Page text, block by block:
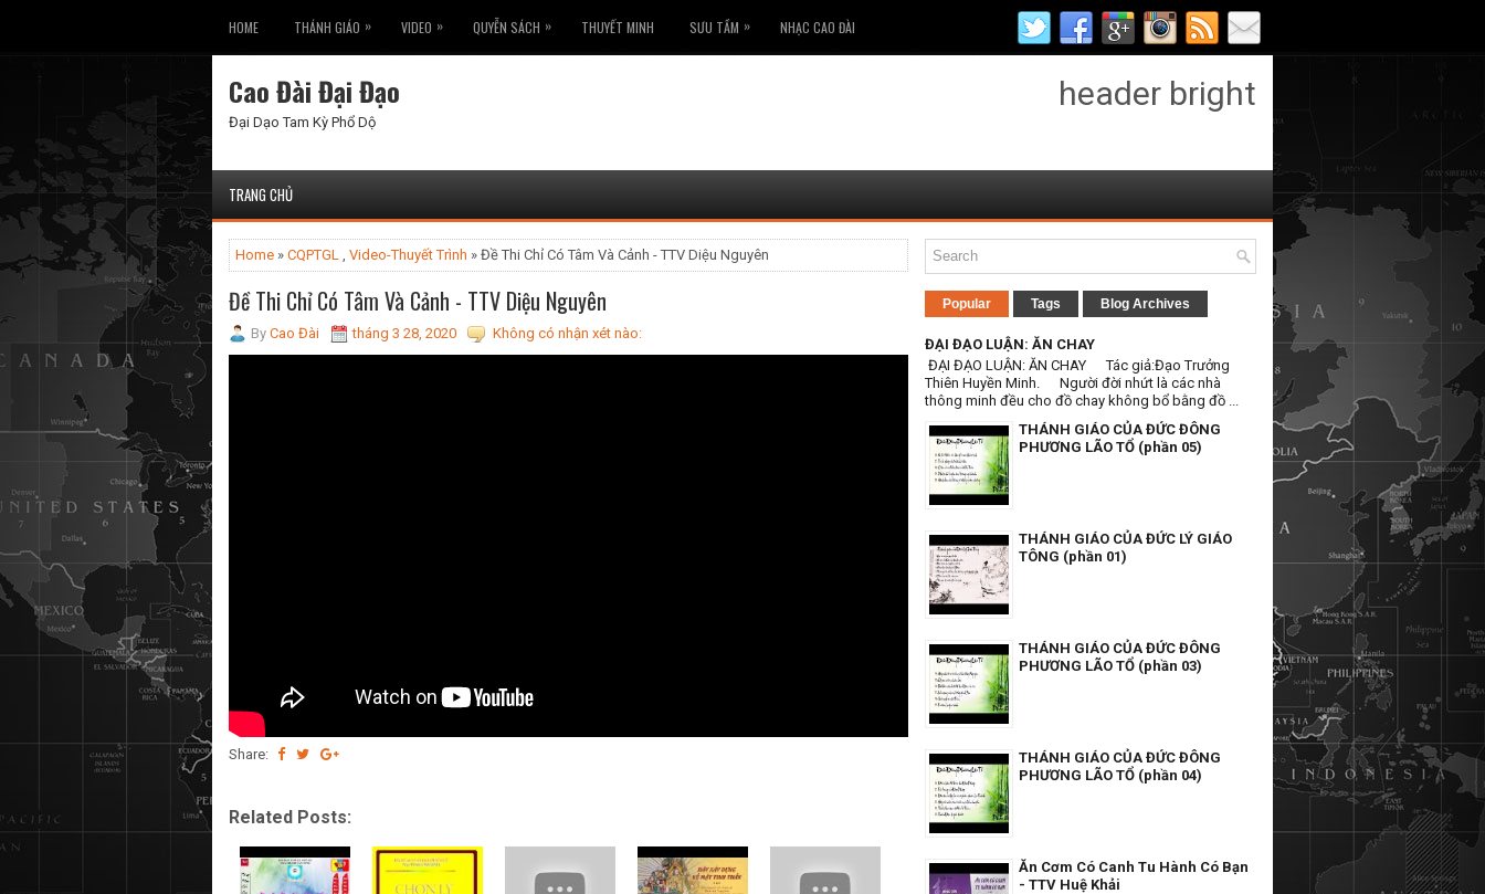
HOME THÁNH GIÁO » VIDEO » QUYỄN SÁCH » THUYẾT MINH SƯU TẦM » NHẠC CAO ĐÀI
Cao Đài Đại Đạo
Đại Dạo Tam Kỳ Phổ Dộ
header bright
TRANG CHỦ
Home » CQPTGL , Video-Thuyết Trình » Đề Thi Chỉ Có Tâm Và Cảnh - TTV Diệu Nguyên
Đề Thi Chỉ Có Tâm Và Cảnh - TTV Diệu Nguyên
By Cao Đài tháng 3 28, 2020 Không có nhận xét nào:
Share:
Related Posts:
Popular Tags Blog Archives
ĐẠI ĐẠO LUẬN: ĂN CHAY
ĐẠI ĐẠO LUẬN: ĂN CHAY Tác giả:Đạo Trưởng
Thiên Huyền Minh. Người đời nhứt là các nhà
thông minh đều cho đồ chay không bổ bằng đồ ...
THÁNH GIÁO CỦA ĐỨC ĐÔNG
PHƯƠNG LÃO TỔ (phần 05)
THÁNH GIÁO CỦA ĐỨC LÝ GIÁO
TÔNG (phần 01)
THÁNH GIÁO CỦA ĐỨC ĐÔNG
PHƯƠNG LÃO TỔ (phần 03)
THÁNH GIÁO CỦA ĐỨC ĐÔNG
PHƯƠNG LÃO TỔ (phần 04)
Ăn Cơm Có Canh Tu Hành Có Bạn
- TTV Huệ Khải